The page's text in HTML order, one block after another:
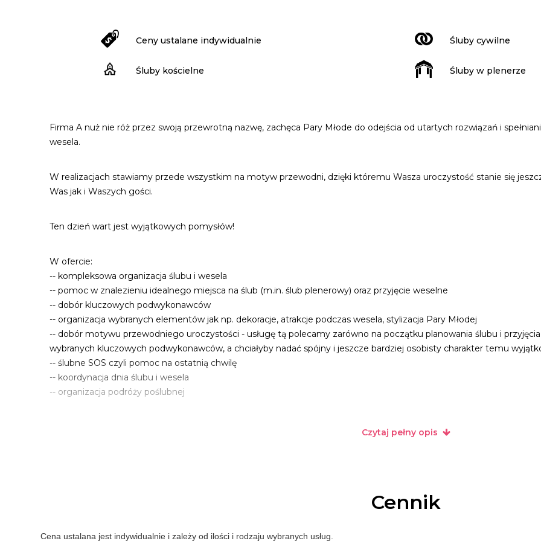
Ceny ustalane indywidualnie Śluby cywilne
Śluby kościelne Śluby w plenerze
Firma A nuż nie róż przez swoją przewrotną nazwę, zachęca Pary Młode do odejścia od utartych rozwiązań i
wesela.
W realizacjach stawiamy przede wszystkim na motyw przewodni, dzięki któremu Wasza uroczystość stanie się
Was jak i Waszych gości.
Ten dzień wart jest wyjątkowych pomysłów!
W ofercie:
-- kompleksowa organizacja ślubu i wesela
-- pomoc w znalezieniu idealnego miejsca na ślub (m.in. ślub plenerowy) oraz przyjęcie weselne
-- dobór kluczowych podwykonawców
-- organizacja wybranych elementów jak np. dekoracje, atrakcje podczas wesela, stylizacja Pary Młodej
-- dobór motywu przewodniego uroczystości - usługę tą polecamy zarówno na początku planowania ślubu i
wybranych kluczowych podwykonawców, a chciałyby nadać spójny i jeszcze bardziej osobisty charakter temu
-- ślubne SOS czyli pomoc na ostatnią chwilę
-- koordynacja dnia ślubu i wesela
-- organizacja podróży poślubnej
W ramach naszych usług prowadzimy również wypożyczalnię dekoracji w ramach, której wypożyczamy:
Działamy na terenie województwa mazowieckiego i łódzkiego.
Czytaj pełny opis
Cennik
Cena ustalana jest indywidualnie i zależy od ilości i rodzaju wybranych usług.